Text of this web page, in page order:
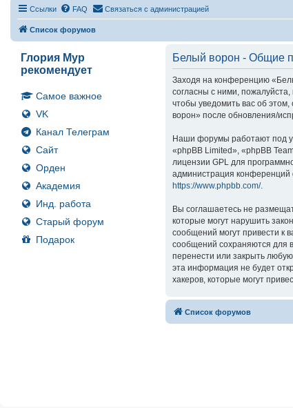
Ссылки FAQ Связаться с администрацией
Список форумов
Глория Мур
рекомендует
Самое важное
VK
Канал Телеграм
Сайт
Орден
Академия
Инд. работа
Старый форум
Подарок
Белый ворон - Общие
Заходя на конференцию
согласны с ними,
чтобы уведомить вас об
ворон» после обновления/
Наши форумы работают под
«phpBB Limited», «phpBB
лицензии GPL для
администрация конференций
https://www.phpbb.com/.
Вы соглашаетесь не
которые могут нарушить
сообщений могут привести к
сообщений сохраняются для
перенести или закрыть
эта информация не будет
хакеров, которые могут
Список форумов